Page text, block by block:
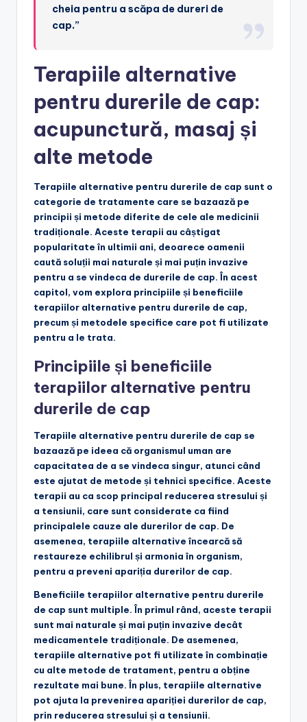
cheia pentru a scăpa de dureri de
cap.”
Terapiile alternative
pentru durerile de cap:
acupunctură, masaj și
alte metode
Terapiile alternative pentru durerile de cap sunt o
categorie de tratamente care se bazaază pe
principii și metode diferite de cele ale medicinii
tradiționale. Aceste terapii au câștigat
popularitate în ultimii ani, deoarece oamenii
caută soluții mai naturale și mai puțin invazive
pentru a se vindeca de durerile de cap. În acest
capitol, vom explora principiile și beneficiile
terapiilor alternative pentru durerile de cap,
precum și metodele specifice care pot fi utilizate
pentru a le trata.
Principiile și beneficiile
terapiilor alternative pentru
durerile de cap
Terapiile alternative pentru durerile de cap se
bazaază pe ideea că organismul uman are
capacitatea de a se vindeca singur, atunci când
este ajutat de metode și tehnici specifice. Aceste
terapii au ca scop principal reducerea stresului și
a tensiunii, care sunt considerate ca fiind
principalele cauze ale durerilor de cap. De
asemenea, terapiile alternative încearcă să
restaureze echilibrul și armonia în organism,
pentru a preveni apariția durerilor de cap.
Beneficiile terapiilor alternative pentru durerile
de cap sunt multiple. În primul rând, aceste terapii
sunt mai naturale și mai puțin invazive decât
medicamentele tradiționale. De asemenea,
terapiile alternative pot fi utilizate în combinație
cu alte metode de tratament, pentru a obține
rezultate mai bune. În plus, terapiile alternative
pot ajuta la prevenirea apariției durerilor de cap,
prin reducerea stresului și a tensiunii.